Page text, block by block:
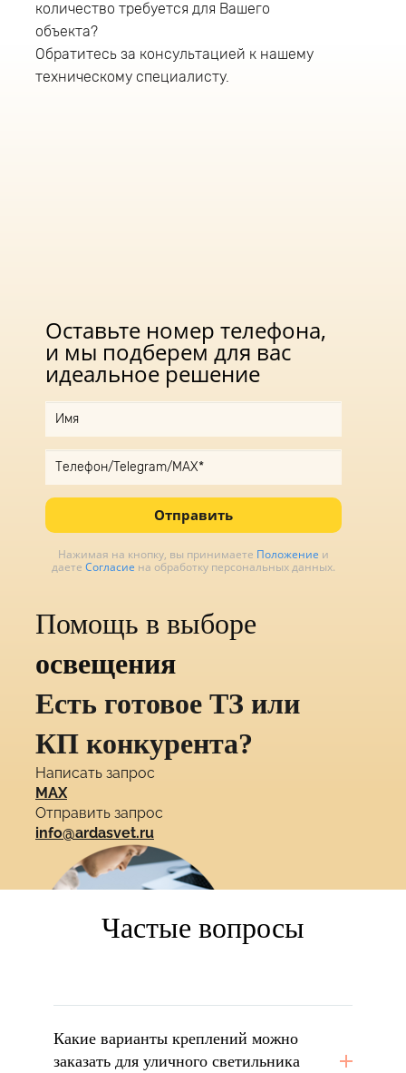
уличный светильник имеет консольный тип
крепления и монтируется на трубу диаметром
до 52мм. Рекомендуемая высота монтажа
уличного светодиодного светильника 5-9
метров. В светильнике данной серии
количество требуется для Вашего
объекта?
Обратитесь за консультацией к нашему
техническому специалисту.
Оставьте номер телефона,
и мы подберем для вас
идеальное решение
Отправить
Нажимая на кнопку, вы принимаете Положение и
даете Согласие на обработку персональных данных.
Помощь в выборе
освещения
Есть готовое ТЗ или
КП конкурента?
Написать запрос
MAX
Отправить запрос
info@ardasvet.ru
Частые вопросы
Какие варианты креплений можно
заказать для уличного светильника